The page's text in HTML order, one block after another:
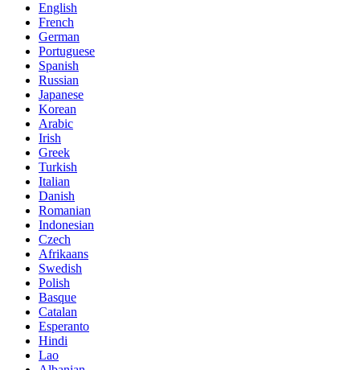
English
French
German
Portuguese
Spanish
Russian
Japanese
Korean
Arabic
Irish
Greek
Turkish
Italian
Danish
Romanian
Indonesian
Czech
Afrikaans
Swedish
Polish
Basque
Catalan
Esperanto
Hindi
Lao